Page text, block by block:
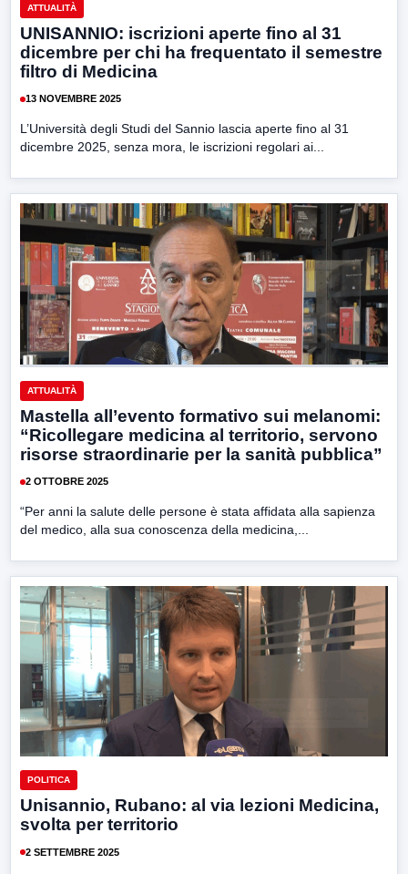
ATTUALITÀ
UNISANNIO: iscrizioni aperte fino al 31
dicembre per chi ha frequentato il semestre
filtro di Medicina
13 NOVEMBRE 2025
L’Università degli Studi del Sannio lascia aperte fino al 31
dicembre 2025, senza mora, le iscrizioni regolari ai...
ATTUALITÀ
Mastella all’evento formativo sui melanomi:
“Ricollegare medicina al territorio, servono
risorse straordinarie per la sanità pubblica”
2 OTTOBRE 2025
“Per anni la salute delle persone è stata affidata alla sapienza
del medico, alla sua conoscenza della medicina,...
POLITICA
Unisannio, Rubano: al via lezioni Medicina,
svolta per territorio
2 SETTEMBRE 2025